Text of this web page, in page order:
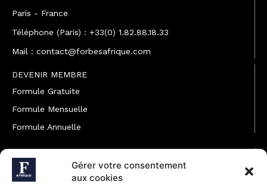
Gérer votre consentement
aux cookies
Paris - France
Téléphone (Paris) : +33(0) 1.82.88.18.33
Mail : contact@forbesafrique.com
DEVENIR MEMBRE
Formule Gratuite
Formule Mensuelle
Formule Annuelle
JOINDRE L'ÉQUIPE
Rédaction